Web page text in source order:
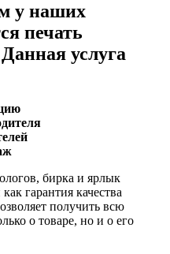
у наших
печать
услуга
бирка и ярлык
гарантия качества
получить всю
о товаре, но и о его